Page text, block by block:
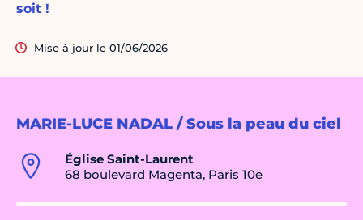
MARIE-LUCE NADAL / Sous la peau du ciel
Église Saint-Laurent
68 boulevard Magenta, Paris 10e
soit !
Mise à jour le 01/06/2026